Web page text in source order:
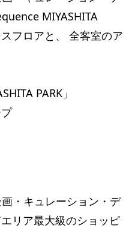
MIYASHITA
フロアと、 全客室のア
PARK」
・キュレーション・デ
リア最大級のショッピ